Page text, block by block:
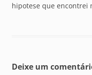
hipotese que encontrei
Deixe um